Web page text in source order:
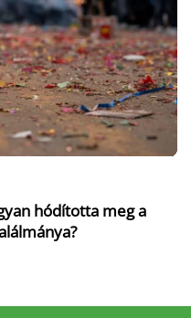
hódította meg a